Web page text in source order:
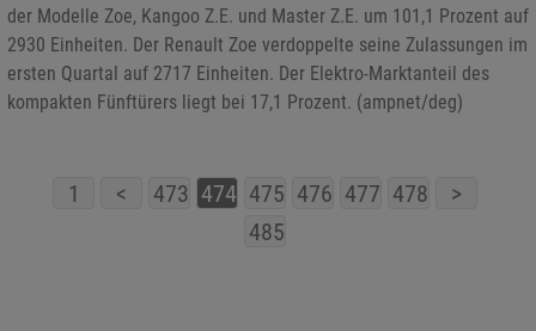
der Modelle Zoe, Kangoo Z.E. und Master Z.E. um 101,1 Prozent auf
2930 Einheiten. Der Renault Zoe verdoppelte seine Zulassungen im
ersten Quartal auf 2717 Einheiten. Der Elektro-Marktanteil des
kompakten Fünftürers liegt bei 17,1 Prozent. (ampnet/deg)
1 < 473 474 475 476 477 478
>
485